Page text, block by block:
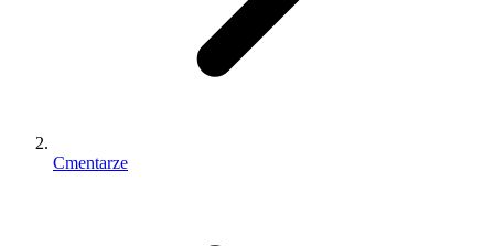
Cmentarze